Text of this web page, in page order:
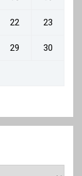
22 23
29 30